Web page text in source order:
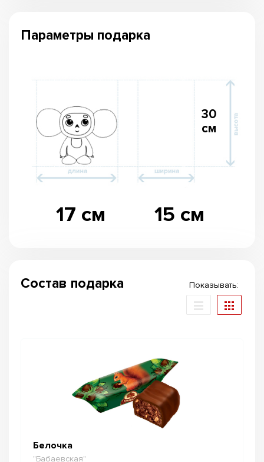
Параметры подарка
17 см 15 см
30
см
Состав подарка Показывать:
Белочка
"Бабаевская"